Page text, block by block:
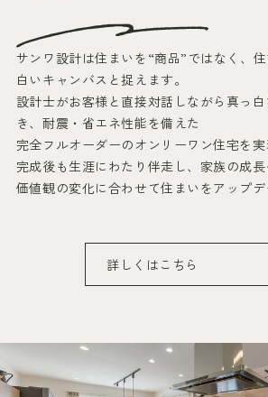
サンワ設計は住まいを“商品”ではなく、
白いキャンバスと捉えます。
設計士がお客様と直接対話しながら真っ白
き、耐震・省エネ性能を備えた
完全フルオーダーのオンリーワン住宅を実
完成後も生涯にわたり伴走し、家族の成長
価値観の変化に合わせて住まいをアップデ
詳しくはこちら